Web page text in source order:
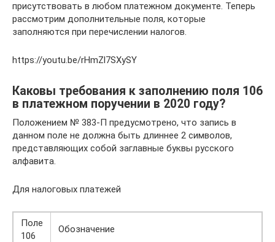
присутствовать в любом платежном документе. Теперь
рассмотрим дополнительные поля, которые
заполняются при перечислении налогов.
https://youtu.be/rHmZl7SXySY
Каковы требования к заполнению поля 106
в платежном поручении в 2020 году?
Положением № 383-П предусмотрено, что запись в
данном поле не должна быть длиннее 2 символов,
представляющих собой заглавные буквы русского
алфавита.
Для налоговых платежей
Поле
106
Обозначение